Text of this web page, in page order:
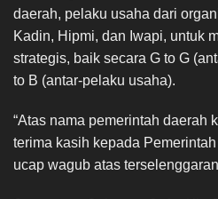
daerah, pelaku usaha dari
Kadin, Hipmi, dan Iwapi, untuk
strategis, baik secara G to G
to B (antar-pelaku usaha).
“Atas nama pemerintah daerah
terima kasih kepada
ucap wagub atas